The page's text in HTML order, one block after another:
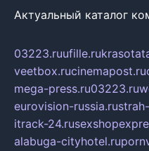
Актуальный каталог
03223.ruufille.ru
veetbox.rucinemapost.ru
mega-press.ru03223.ru
eurovision-russia.ru
itrack-24.ru
alabuga-cityhotel.ru